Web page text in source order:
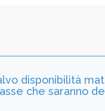
disponibilità
che saranno